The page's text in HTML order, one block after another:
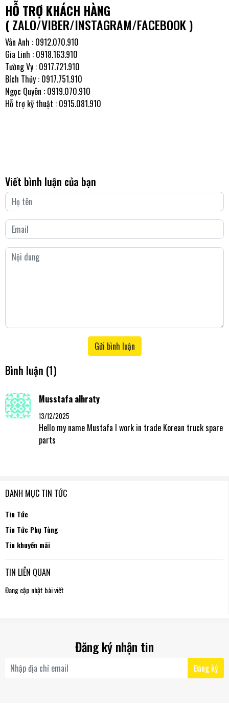
DANH MỤC TIN TỨC
Tin Tức
Tin Tức Phụ Tùng
Tin khuyến mãi
TIN LIÊN QUAN
Đang cập nhật bài viết
HỖ TRỢ KHÁCH HÀNG
(ZALO/VIBER/INSTAGRAM/FACEBOOK )
Vân Anh : 0912.070.910
Gia Linh : 0918.163.910
Tường Vy : 0917.721.910
Bích Thủy : 0917.751.910
Ngọc Quyên : 0919.070.910
Hỗ trợ kỹ thuật : 0915.081.910
Viết bình luận của bạn
Gửi bình luận
Bình luận (1)
Musstafa alhraty
13/12/2025
Hello my name Mustafa I work in trade Korean truck spare
parts
Đăng ký nhận tin
Đăng ký